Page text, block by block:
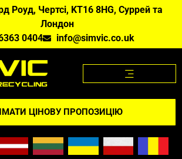
Роуд, Чертсі, KT16 8HG, Суррей та
Лондон
0404
info@simvic.co.uk
ЦІНОВУ ПРОПОЗИЦІЮ